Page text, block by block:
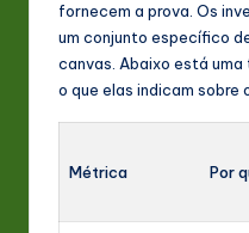
fornecem a prova. Os
um conjunto específico
canvas. Abaixo está
o que elas indicam sobre
Métrica Por